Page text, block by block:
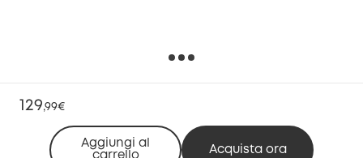
129,99€
Aggiungi al
carrello
Acquista ora